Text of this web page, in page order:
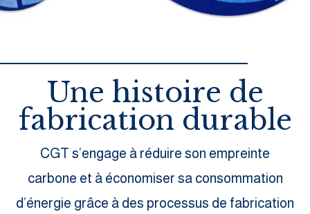
Une histoire de
fabrication durable
CGT s’engage à réduire son empreinte
carbone et à économiser sa consommation
d’énergie grâce à des processus de fabrication